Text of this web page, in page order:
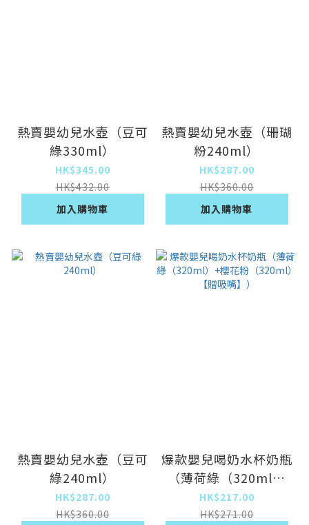
熱賣嬰幼兒水壺（豆可
綠330ml）
HK$345.00
HK$432.00
加入購物車
熱賣嬰幼兒水壺（珊瑚
粉240ml）
HK$287.00
HK$360.00
加入購物車
熱賣嬰幼兒水壺（豆可
綠240ml）
HK$287.00
HK$360.00
爆款嬰兒喝奶水杯奶瓶
（薄荷綠（320ml）
+櫻花粉（320ml）
【贈吸嘴】）
HK$217.00
HK$271.00